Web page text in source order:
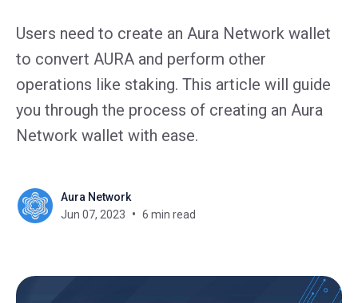
Users need to create an Aura Network wallet
to convert AURA and perform other
operations like staking. This article will guide
you through the process of creating an Aura
Network wallet with ease.
Aura Network
Jun 07, 2023
6 min read